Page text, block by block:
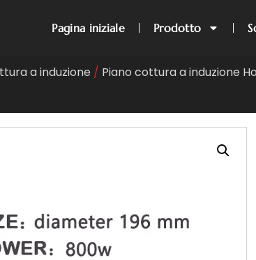
Pagina iniziale Prodotto
a induzione / Piano cottura a induzione